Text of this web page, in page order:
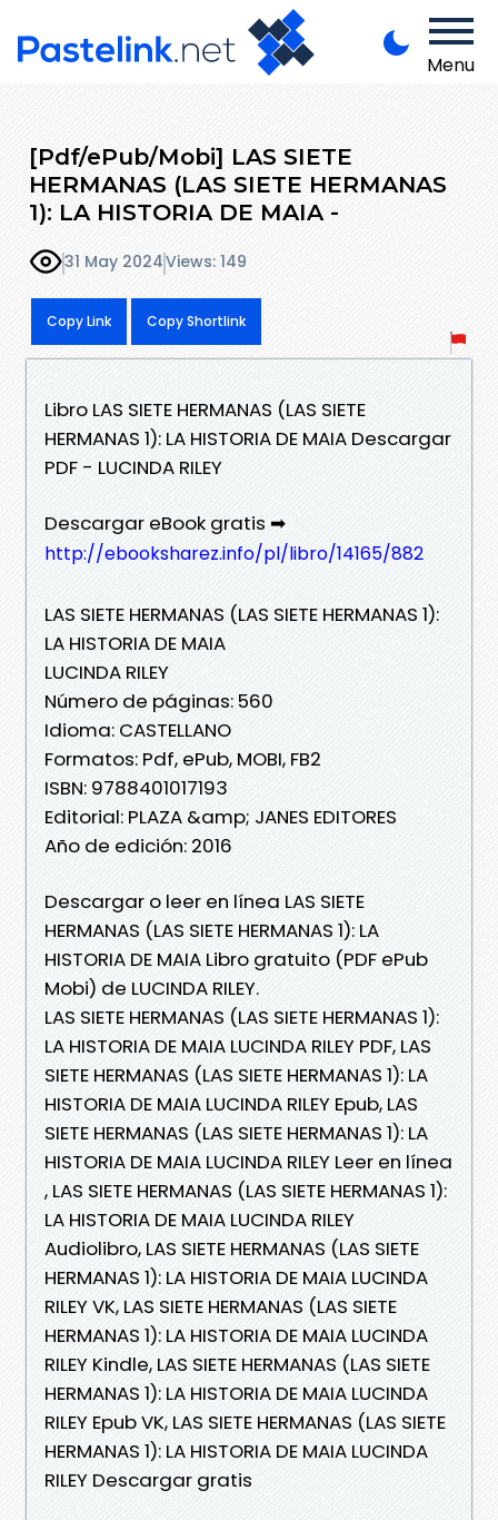
Menu
[Pdf/ePub/Mobi] LAS SIETE
HERMANAS (LAS SIETE HERMANAS
1): LA HISTORIA DE MAIA -
31 May 2024Views: 149
Copy Link Copy Shortlink
Libro LAS SIETE HERMANAS (LAS SIETE
HERMANAS 1): LA HISTORIA DE MAIA Descargar
PDF - LUCINDA RILEY
Descargar eBook gratis ➡
http://ebooksharez.info/pl/libro/14165/882
LAS SIETE HERMANAS (LAS SIETE HERMANAS 1):
LA HISTORIA DE MAIA
LUCINDA RILEY
Número de páginas: 560
Idioma: CASTELLANO
Formatos: Pdf, ePub, MOBI, FB2
ISBN: 9788401017193
Editorial: PLAZA &amp; JANES EDITORES
Año de edición: 2016
Descargar o leer en línea LAS SIETE
HERMANAS (LAS SIETE HERMANAS 1): LA
HISTORIA DE MAIA Libro gratuito (PDF ePub
Mobi) de LUCINDA RILEY.
LAS SIETE HERMANAS (LAS SIETE HERMANAS 1):
LA HISTORIA DE MAIA LUCINDA RILEY PDF, LAS
SIETE HERMANAS (LAS SIETE HERMANAS 1): LA
HISTORIA DE MAIA LUCINDA RILEY Epub, LAS
SIETE HERMANAS (LAS SIETE HERMANAS 1): LA
HISTORIA DE MAIA LUCINDA RILEY Leer en línea
, LAS SIETE HERMANAS (LAS SIETE HERMANAS 1):
LA HISTORIA DE MAIA LUCINDA RILEY
Audiolibro, LAS SIETE HERMANAS (LAS SIETE
HERMANAS 1): LA HISTORIA DE MAIA LUCINDA
RILEY VK, LAS SIETE HERMANAS (LAS SIETE
HERMANAS 1): LA HISTORIA DE MAIA LUCINDA
RILEY Kindle, LAS SIETE HERMANAS (LAS SIETE
HERMANAS 1): LA HISTORIA DE MAIA LUCINDA
RILEY Epub VK, LAS SIETE HERMANAS (LAS SIETE
HERMANAS 1): LA HISTORIA DE MAIA LUCINDA
RILEY Descargar gratis